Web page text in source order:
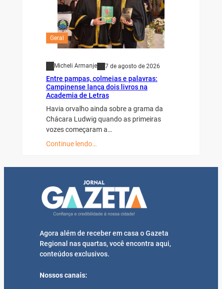
Geral
Micheli Armanje 7 de agosto de 2026
Entre pampas, colmeias e palavras:
Campinense lança dois livros na
Academia de Letras
Havia orvalho ainda sobre a grama da
Chácara Ludwig quando as primeiras
vozes começaram a…
Continue lendo…
Agora além de receber em casa o Gazeta
Regional nas quartas, você encontra aqui,
conteúdos exclusivos.
Nossos canais: